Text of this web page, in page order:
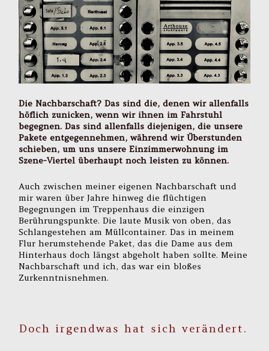
Die Nachbarschaft? Das sind die, denen wir allenfalls
höflich zunicken, wenn wir ihnen im Fahrstuhl
begegnen. Das sind allenfalls diejenigen, die unsere
Pakete entgegennehmen, während wir Überstunden
schieben, um uns unsere Einzimmerwohnung im
Szene-Viertel überhaupt noch leisten zu können.
Auch zwischen meiner eigenen Nachbarschaft und
mir waren über Jahre hinweg die flüchtigen
Begegnungen im Treppenhaus die einzigen
Berührungspunkte. Die laute Musik von oben, das
Schlangestehen am Müllcontainer. Das in meinem
Flur herumstehende Paket, das die Dame aus dem
Hinterhaus doch längst abgeholt haben sollte. Meine
Nachbarschaft und ich, das war ein bloßes
Zurkenntnisnehmen.
Doch irgendwas hat sich verändert.